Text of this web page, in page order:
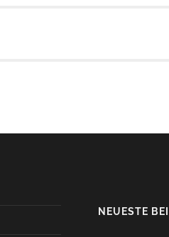
NEUESTE